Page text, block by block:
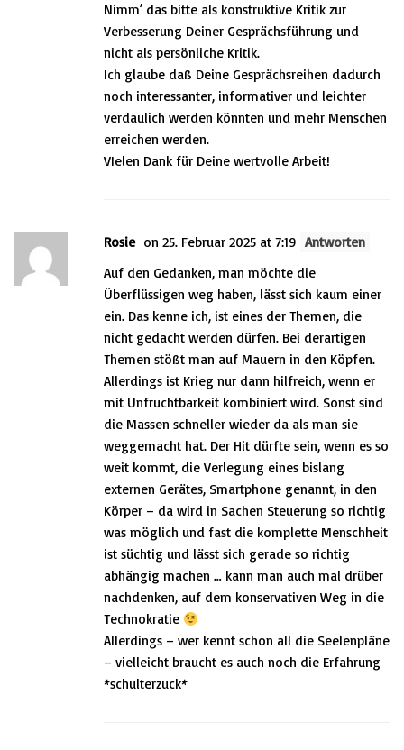
Nimm’ das bitte als konstruktive Kritik zur
Verbesserung Deiner Gesprächsführung und
nicht als persönliche Kritik.
Ich glaube daß Deine Gesprächsreihen dadurch
noch interessanter, informativer und leichter
verdaulich werden könnten und mehr Menschen
erreichen werden.
VIelen Dank für Deine wertvolle Arbeit!
Rosie on 25. Februar 2025 at 7:19 Antworten
Auf den Gedanken, man möchte die
Überflüssigen weg haben, lässt sich kaum einer
ein. Das kenne ich, ist eines der Themen, die
nicht gedacht werden dürfen. Bei derartigen
Themen stößt man auf Mauern in den Köpfen.
Allerdings ist Krieg nur dann hilfreich, wenn er
mit Unfruchtbarkeit kombiniert wird. Sonst sind
die Massen schneller wieder da als man sie
weggemacht hat. Der Hit dürfte sein, wenn es so
weit kommt, die Verlegung eines bislang
externen Gerätes, Smartphone genannt, in den
Körper – da wird in Sachen Steuerung so richtig
was möglich und fast die komplette Menschheit
ist süchtig und lässt sich gerade so richtig
abhängig machen … kann man auch mal drüber
nachdenken, auf dem konservativen Weg in die
Technokratie
Allerdings – wer kennt schon all die Seelenpläne
– vielleicht braucht es auch noch die Erfahrung
*schulterzuck*